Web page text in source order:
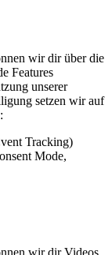
wir dir über die
Features
unserer
setzen wir auf
Tracking)
Mode,
wir dir Videos